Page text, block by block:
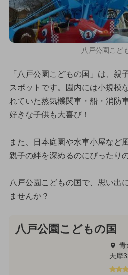
八戸公園こど
「八戸公園こどもの国」は、親
スポットです。園内には小規模
れていた蒸気機関車・船・消防
好きな子供も大喜び！
また、日本庭園や水車小屋など
親子の絆を深めるのにぴったり
八戸公園こどもの国で、思い出
ませんか？
八戸公園こどもの国
青
天摩